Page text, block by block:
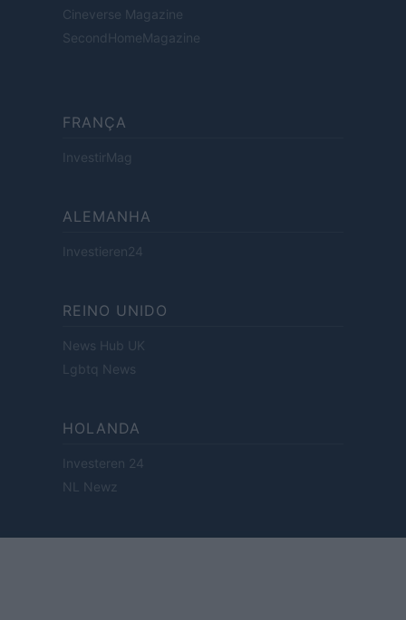
Cineverse Magazine
SecondHomeMagazine
FRANÇA
InvestirMag
ALEMANHA
Investieren24
REINO UNIDO
News Hub UK
Lgbtq News
HOLANDA
Investeren 24
NL Newz